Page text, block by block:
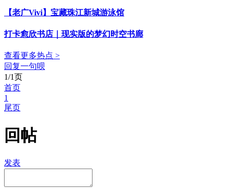
【老广Vivi】宝藏珠江新城游泳馆
打卡愈欣书店｜现实版的梦幻时空书廊
查看更多热点 >
回复一句呗
1/1页
首页
1
尾页
回帖
发表